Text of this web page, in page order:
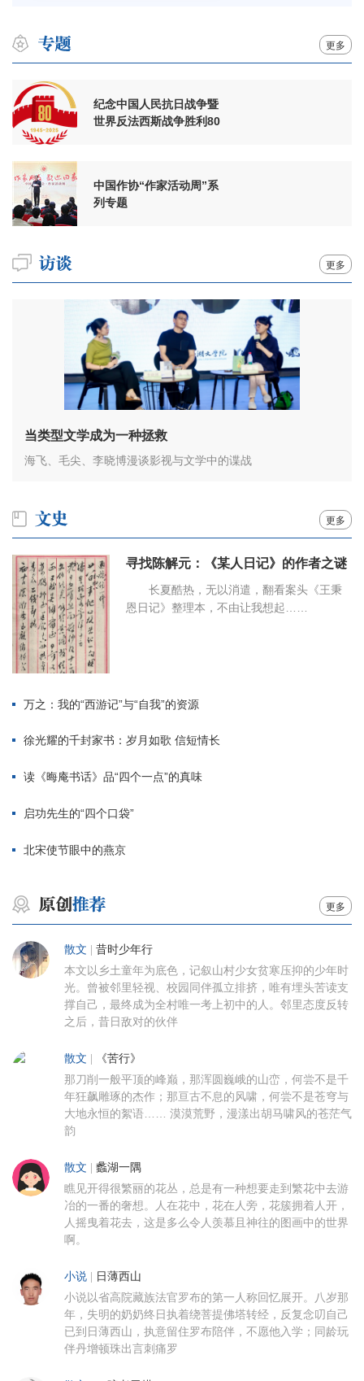
更多
纪念中国人民抗日战争暨
世界反法西斯战争胜利80
中国作协“作家活动周”系
列专题
更多
当类型文学成为一种拯救
海飞、毛尖、李晓博漫谈影视与文学中的谍战
更多
寻找陈解元：《某人日记》的作者之谜
长夏酷热，无以消遣，翻看案头《王秉
恩日记》整理本，不由让我想起……
万之：我的“西游记”与“自我”的资源
徐光耀的千封家书：岁月如歌 信短情长
读《晦庵书话》品“四个一点”的真味
启功先生的“四个口袋”
北宋使节眼中的燕京
更多
散文 昔时少年行
本文以乡土童年为底色，记叙山村少女贫寒压抑的少年时
光。曾被邻里轻视、校园同伴孤立排挤，唯有埋头苦读支
撑自己，最终成为全村唯一考上初中的人。邻里态度反转
之后，昔日敌对的伙伴
散文 《苦行》
那刀削一般平顶的峰巅，那浑圆巍峨的山峦，何尝不是千
年狂飙雕琢的杰作；那亘古不息的风啸，何尝不是苍穹与
大地永恒的絮语…… 漠漠荒野，漫漾出胡马啸风的苍茫气
韵
散文 蠡湖一隅
瞧见开得很繁丽的花丛，总是有一种想要走到繁花中去游
冶的一番的奢想。人在花中，花在人旁，花簇拥着人开，
人摇曳着花去，这是多么令人羡慕且神往的图画中的世界
啊。
小说 日薄西山
小说以省高院藏族法官罗布的第一人称回忆展开。八岁那
年，失明的奶奶终日执着绕菩提佛塔转经，反复念叨自己
已到日薄西山，执意留住罗布陪伴，不愿他入学；同龄玩
伴丹增顿珠出言刺痛罗